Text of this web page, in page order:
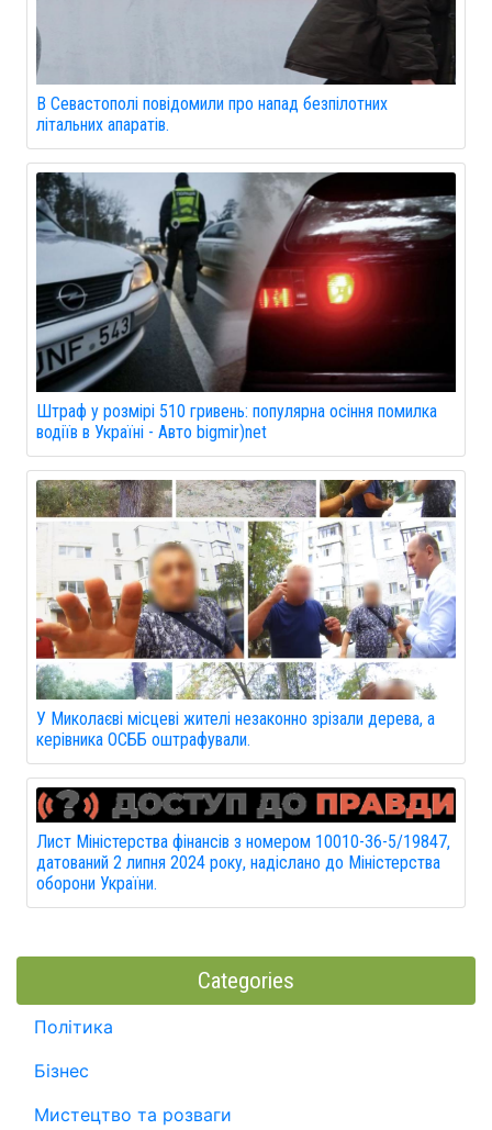
В Севастополі повідомили про напад безпілотних
літальних апаратів.
Штраф у розмірі 510 гривень: популярна осіння помилка
водіїв в Україні - Авто bigmir)net
У Миколаєві місцеві жителі незаконно зрізали дерева, а
керівника ОСББ оштрафували.
Лист Міністерства фінансів з номером 10010-36-5/19847,
датований 2 липня 2024 року, надіслано до Міністерства
оборони України.
Categories
Політика
Бізнес
Мистецтво та розваги